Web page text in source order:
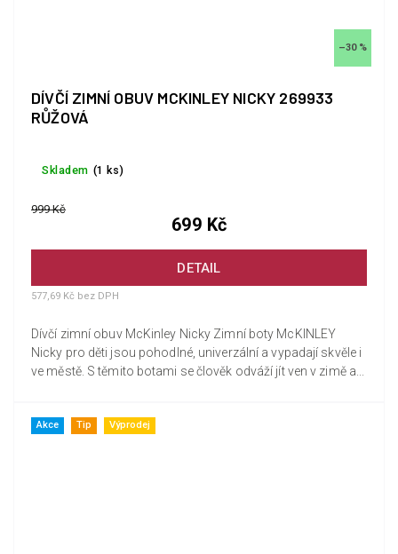
–30 %
DÍVČÍ ZIMNÍ OBUV MCKINLEY NICKY 269933
RŮŽOVÁ
Skladem (1 ks)
DETAIL
577,69 Kč bez DPH
999 Kč
699 Kč
Dívčí zimní obuv McKinley Nicky Zimní boty McKINLEY
Nicky pro děti jsou pohodlné, univerzální a vypadají skvěle i
ve městě. S těmito botami se člověk odváží jít ven v zimě a...
Akce Tip Výprodej